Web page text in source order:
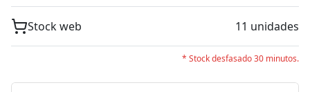
Stock web 11 unidades
* Stock desfasado 30 minutos.